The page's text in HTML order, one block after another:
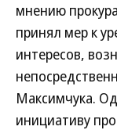
мнению
принял мер к
интересов,
Максимчука.
инициативу